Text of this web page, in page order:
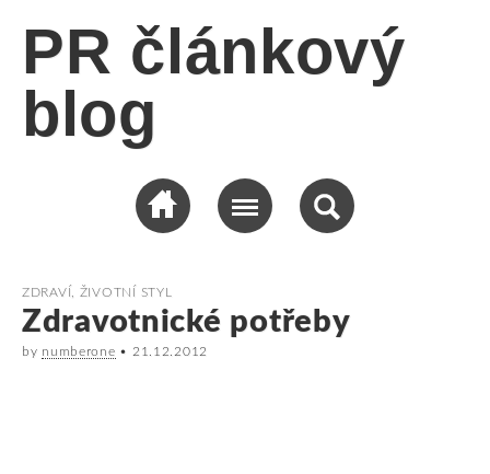
PR článkový
blog
ZDRAVÍ, ŽIVOTNÍ STYL
Zdravotnické potřeby
by numberone • 21.12.2012